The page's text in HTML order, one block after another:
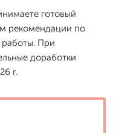
готовый
рекомендации по
При
доработки
г.